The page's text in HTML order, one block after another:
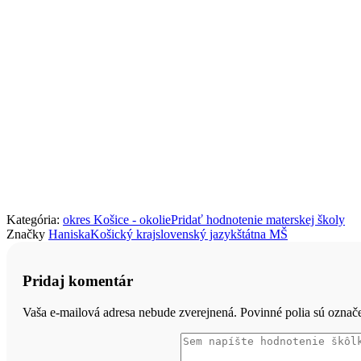
Kategória: okres Košice - okoliePridať hodnotenie materskej školy
Značky HaniskaKošický krajslovenský jazykštátna MŠ
Pridaj komentár
Vaša e-mailová adresa nebude zverejnená. Povinné polia sú